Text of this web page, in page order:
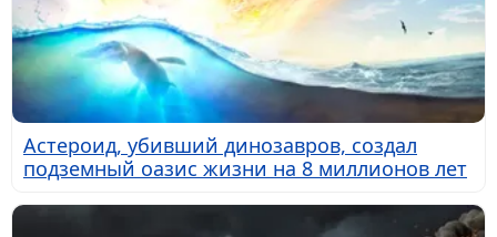
Астероид, убивший динозавров, создал
подземный оазис жизни на 8 миллионов лет